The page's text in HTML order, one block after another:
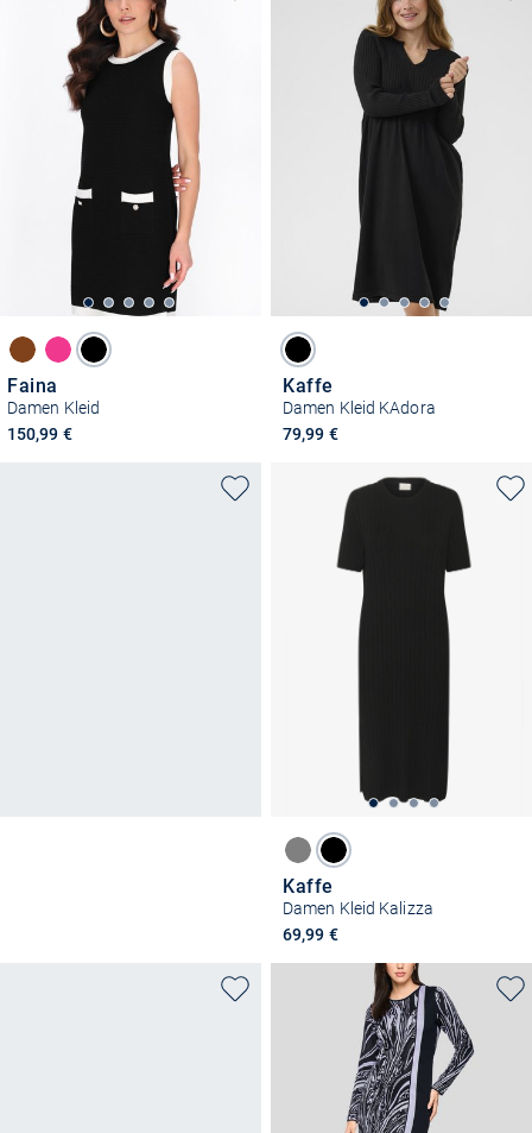
Faina
Damen Kleid
150,99 €
Kaffe
Damen Kleid KAdora
79,99 €
Kaffe
Damen Kleid Kalizza
69,99 €